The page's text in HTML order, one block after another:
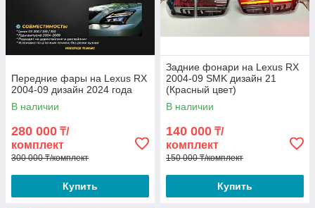
Передние фары на Lexus RX
2004-09 дизайн 2024 года
В наличии
280 000 ₸/
комплект
300 000 ₸/комплект
Купить
Задние фонари на Lexus RX
2004-09 SMK дизайн 21
(Красный цвет)
В наличии
140 000 ₸/
комплект
150 000 ₸/комплект
Купить